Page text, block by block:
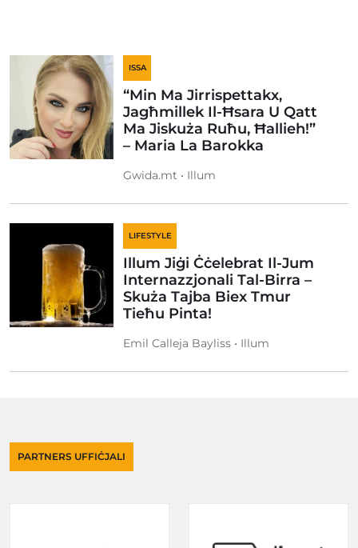
ISSA
“Min Ma Jirrispettakx,
Jagħmillek Il-Ħsara U Qatt
Ma Jiskuża Ruħu, Ħallieh!”
– Maria La Barokka
Gwida.mt • Illum
LIFESTYLE
Illum Jiġi Ċċelebrat Il-Jum
Internazzjonali Tal-Birra –
Skuża Tajba Biex Tmur
Tieħu Pinta!
Emil Calleja Bayliss • Illum
PARTNERS UFFIĊJALI